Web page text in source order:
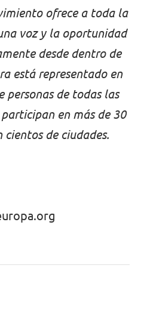
ofrece a toda la
voz y la oportunidad
desde dentro de
está representado en
personas de todas las
en más de 30
cientos de ciudades.